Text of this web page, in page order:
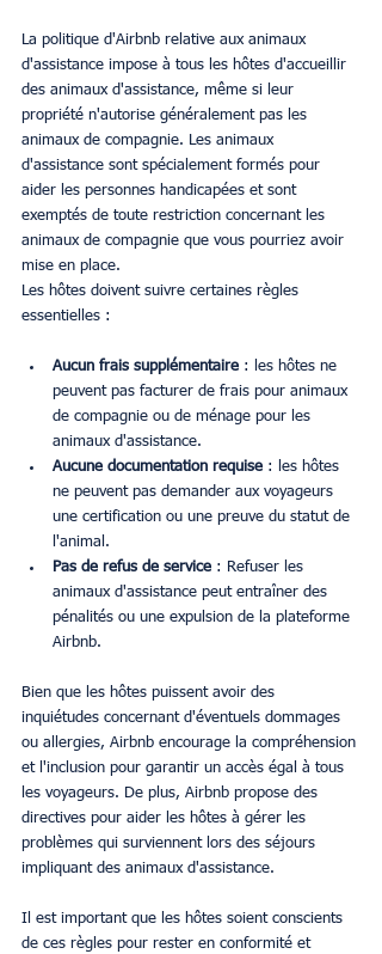
La politique d'Airbnb relative aux animaux
d'assistance impose à tous les hôtes d'accueillir
des animaux d'assistance, même si leur
propriété n'autorise généralement pas les
animaux de compagnie. Les animaux
d'assistance sont spécialement formés pour
aider les personnes handicapées et sont
exemptés de toute restriction concernant les
animaux de compagnie que vous pourriez avoir
mise en place.
Les hôtes doivent suivre certaines règles
essentielles :
Aucun frais supplémentaire : les hôtes ne
peuvent pas facturer de frais pour animaux
de compagnie ou de ménage pour les
animaux d'assistance.
Aucune documentation requise : les hôtes
ne peuvent pas demander aux voyageurs
une certification ou une preuve du statut de
l'animal.
Pas de refus de service : Refuser les
animaux d'assistance peut entraîner des
pénalités ou une expulsion de la plateforme
Airbnb.
Bien que les hôtes puissent avoir des
inquiétudes concernant d'éventuels dommages
ou allergies, Airbnb encourage la compréhension
et l'inclusion pour garantir un accès égal à tous
les voyageurs. De plus, Airbnb propose des
directives pour aider les hôtes à gérer les
problèmes qui surviennent lors des séjours
impliquant des animaux d'assistance.
Il est important que les hôtes soient conscients
de ces règles pour rester en conformité et